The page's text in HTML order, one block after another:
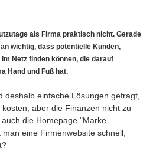
als Firma praktisch nicht. Gerade
wichtig, dass potentielle Kunden,
Netz finden können, die darauf
Hand und Fuß hat.
deshalb einfache Lösungen gefragt,
aber die Finanzen nicht zu
die Homepage "Marke
eine Firmenwebsite schnell,